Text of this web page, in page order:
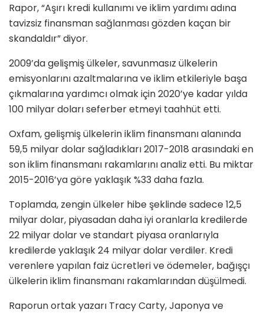
Rapor, “Aşırı kredi kullanımı ve iklim yardımı adına
tavizsiz finansman sağlanması gözden kaçan bir
skandaldır” diyor.
2009’da gelişmiş ülkeler, savunmasız ülkelerin
emisyonlarını azaltmalarına ve iklim etkileriyle başa
çıkmalarına yardımcı olmak için 2020’ye kadar yılda
100 milyar doları seferber etmeyi taahhüt etti.
Oxfam, gelişmiş ülkelerin iklim finansmanı alanında
59,5 milyar dolar sağladıkları 2017-2018 arasındaki en
son iklim finansmanı rakamlarını analiz etti. Bu miktar
2015-2016’ya göre yaklaşık %33 daha fazla.
Toplamda, zengin ülkeler hibe şeklinde sadece 12,5
milyar dolar, piyasadan daha iyi oranlarla kredilerde
22 milyar dolar ve standart piyasa oranlarıyla
kredilerde yaklaşık 24 milyar dolar verdiler. Kredi
verenlere yapılan faiz ücretleri ve ödemeler, bağışçı
ülkelerin iklim finansmanı rakamlarından düşülmedi.
Raporun ortak yazarı Tracy Carty, Japonya ve